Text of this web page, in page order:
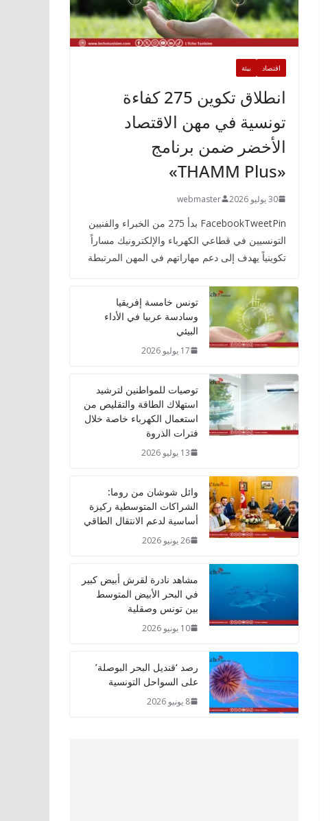
اقتصاد بيئة
انطلاق تكوين 275 كفاءة
تونسية في مهن الاقتصاد
الأخضر ضمن برنامج
«THAMM Plus»
30 يوليو 2026 webmaster
FacebookTweetPin بدأ 275 من الخبراء والفنيين
التونسيين في قطاعي الكهرباء والإلكترونيك مساراً
تكوينياً يهدف إلى دعم مهاراتهم في المهن المرتبطة
تونس خامسة إفريقيا
وسادسة عربيا في الأداء
البيئي
17 يوليو 2026
توصيات للمواطنين لترشيد
استهلاك الطاقة والتقليص من
استعمال الكهرباء خاصة خلال
فترات الذروة
13 يوليو 2026
وائل شوشان من روما:
الشراكات المتوسطية ركيزة
أساسية لدعم الانتقال الطاقي
26 يونيو 2026
مشاهد نادرة لقرش أبيض كبير
في البحر الأبيض المتوسط
بين تونس وصقلية
10 يونيو 2026
رصد ‘قنديل البحر البوصلة’
على السواحل التونسية
8 يونيو 2026